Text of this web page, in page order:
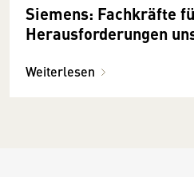
Siemens: Fachkräfte
Herausforderungen
Weiterlesen